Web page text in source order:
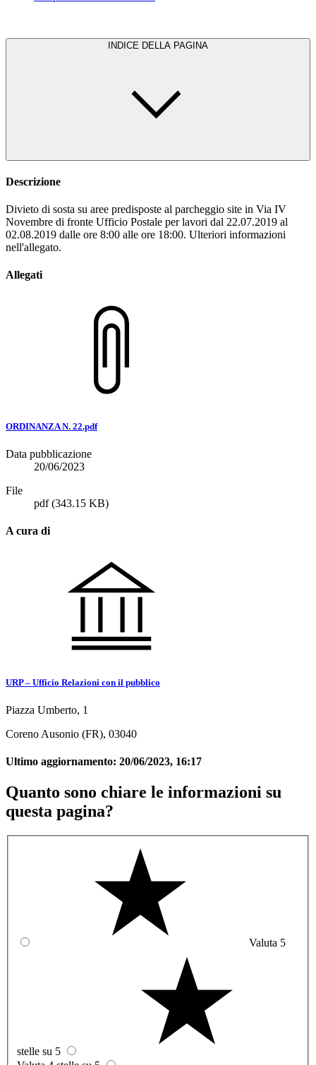
INDICE DELLA PAGINA
Descrizione
Divieto di sosta su aree predisposte al parcheggio site in Via IV
Novembre di fronte Ufficio Postale per lavori dal 22.07.2019 al
02.08.2019 dalle ore 8:00 alle ore 18:00. Ulteriori informazioni
nell'allegato.
Allegati
ORDINANZA N. 22.pdf
Data pubblicazione
20/06/2023
File
pdf(343.15 KB)
A cura di
URP – Ufficio Relazioni con il pubblico
Piazza Umberto, 1
Coreno Ausonio (FR), 03040
Ultimo aggiornamento: 20/06/2023, 16:17
Quanto sono chiare le informazioni su
questa pagina?
Valuta 5
stelle su 5